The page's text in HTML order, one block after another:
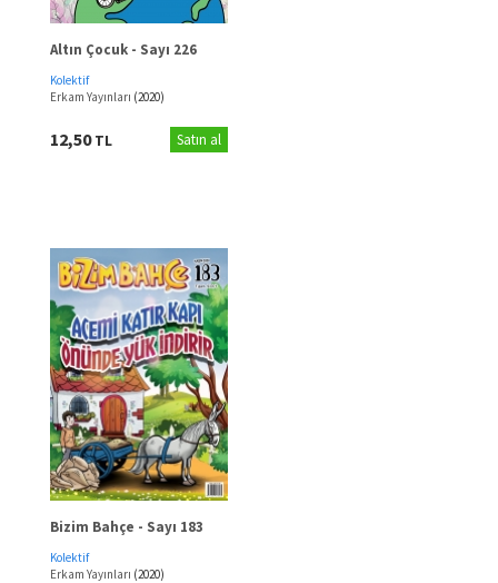
Altın Çocuk - Sayı 226
Kolektif
Erkam Yayınları (2020)
12,50TL Satın al
Bizim Bahçe - Sayı 183
Kolektif
Erkam Yayınları (2020)